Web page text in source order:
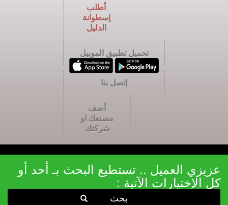
أطلب
إسطوانة
الدليل
تحميل تطبيق الموبيل
إتصل بنا
أضف
مصنعك او
شركتك
عزيزي العميل .. تستطيع البحث بـ أحد أو
كل الإختيارات الآتية :